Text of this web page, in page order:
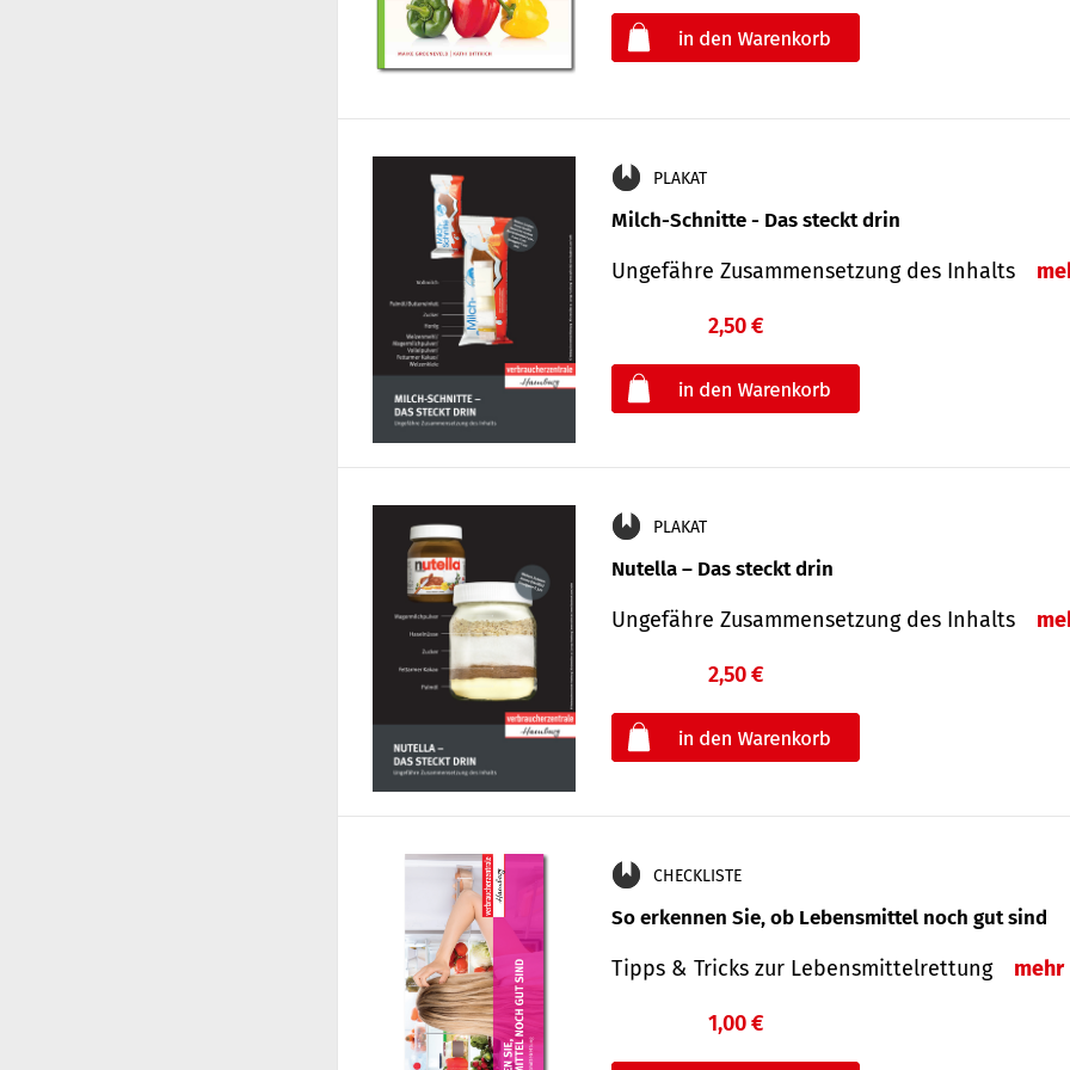
PLAKAT
Milch-Schnitte - Das steckt drin
Ungefähre Zu­sammen­setzung des Inhalts
2,50 €
PLAKAT
Nutella – Das steckt drin
Ungefähre Zusammensetzung des Inhalts
2,50 €
CHECKLISTE
So erkennen Sie, ob Lebensmittel noch gut sind
Tipps & Tricks zur Lebensmittelrettung mehr
1,00 €